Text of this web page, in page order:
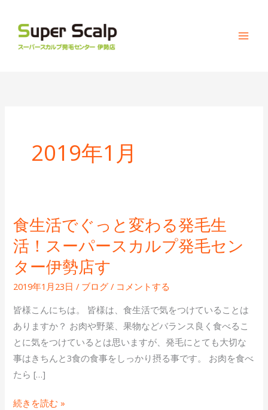
2019年1月
食生活でぐっと変わる発毛生
活！スーパースカルプ発毛セン
ター伊勢店す
2019年1月23日/ ブログ / コメントする
皆様こんにちは。 皆様は、食生活で気をつけていることは
ありますか？ お肉や野菜、果物などバランス良く食べるこ
とに気をつけているとは思いますが、発毛にとても大切な
事はきちんと3食の食事をしっかり摂る事です。 お肉を食べ
たら […]
食
生
活
で
ぐ
と
変
わ
る
発
毛
続きを読む »